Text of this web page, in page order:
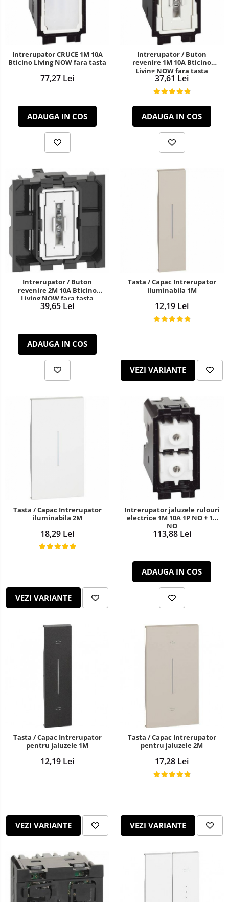
Intrerupator CRUCE 1M 10A
Bticino Living NOW fara tasta
77,27 Lei
ADAUGA IN COS
Intrerupator / Buton
revenire 1M 10A Bticino
Living NOW fara tasta
37,61 Lei
ADAUGA IN COS
Intrerupator / Buton
revenire 2M 10A Bticino
Living NOW fara tasta
39,65 Lei
ADAUGA IN COS
Tasta / Capac Intrerupator
iluminabila 1M
12,19 Lei
VEZI VARIANTE
Tasta / Capac Intrerupator
iluminabila 2M
18,29 Lei
VEZI VARIANTE
Intrerupator jaluzele rulouri
electrice 1M 10A 1P NO + 1P
NO
113,88 Lei
ADAUGA IN COS
Tasta / Capac Intrerupator
pentru jaluzele 1M
12,19 Lei
VEZI VARIANTE
Tasta / Capac Intrerupator
pentru jaluzele 2M
17,28 Lei
VEZI VARIANTE